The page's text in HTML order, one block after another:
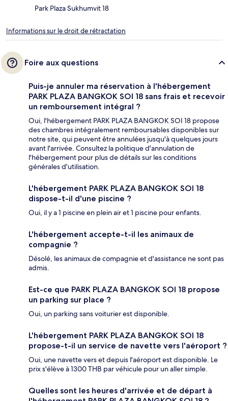
Park Plaza Sukhumvit 18
Informations sur le droit de rétractation
Foire aux questions
Puis-je annuler ma réservation à l'hébergement
PARK PLAZA BANGKOK SOI 18 sans frais et recevoir
un remboursement intégral ?
Oui, l'hébergement PARK PLAZA BANGKOK SOI 18 propose
des chambres intégralement remboursables disponibles sur
notre site, qui peuvent être annulées jusqu'à quelques jours
avant l'arrivée. Consultez la politique d'annulation de
l'hébergement pour plus de détails sur les conditions
générales d'utilisation.
L'hébergement PARK PLAZA BANGKOK SOI 18
dispose-t-il d'une piscine ?
Oui, il y a 1 piscine en plein air et 1 piscine pour enfants.
L'hébergement accepte-t-il les animaux de
compagnie ?
Désolé, les animaux de compagnie et d'assistance ne sont pas
admis.
Est-ce que PARK PLAZA BANGKOK SOI 18 propose
un parking sur place ?
Oui, un parking sans voiturier est disponible.
L'hébergement PARK PLAZA BANGKOK SOI 18
propose-t-il un service de navette vers l'aéroport ?
Oui, une navette vers et depuis l'aéroport est disponible. Le
prix s'élève à 1300 THB par véhicule pour un aller simple.
Quelles sont les heures d'arrivée et de départ à